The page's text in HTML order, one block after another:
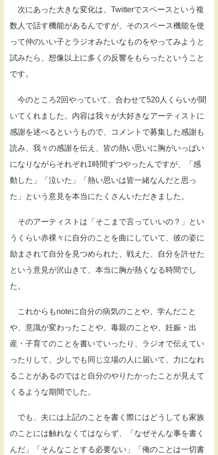
次にあった大きな変化は、Twitterでスペースという複
数人で話す機能があるんですが、そのスペース機能を使
って仲のいい子とラジオみたいなものをやってみようと
試みたら、想像以上に多くの反響をもらったということ
です。
今のところ2回やっていて、合わせて520人くらいが聞
いてくれました。内容は我々が大好きなアーティストに
感謝を述べるというもので、コメントで募集した感謝も
読み、我々の感謝を伝え、皆の熱い思いに胸がいっぱい
になりながらそれぞれ1時間ずつやったんですが、「感
動した」「泣いた」「熱い思いは皆一緒なんだと思っ
た」という意見を本当にたくさんいただきました。
そのアーティストは「そこまで言っていいの？」とい
うくらい赤裸々に自分のことを曲にしていて、彼の姿に
励まされて自分を見つめられた、戦えた、自分を許せた
という意見が沢山きて、本当に胸が熱くなる時間でし
た。
これからもnoteに自分の病気のことや、学んだこと
や、意識が変わったことや、毒親のことや、妊娠・出
産・子育てのことを書いていったり、ラジオで伝えてい
ったりして、少しでも同じ立場の人に届いて、力になれ
ることがあるのではと自分のやりたかったことが見えて
くるような期間でした。
でも、夫には上記のことを書く際にはどうしても家族
のことには触れなくてはならず、「なぜそんな事を書く
んだ」「そんなことする必要ない」「俺のことは一切書